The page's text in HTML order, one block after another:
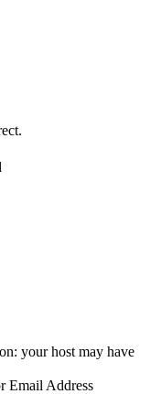
your host may have
Email Address